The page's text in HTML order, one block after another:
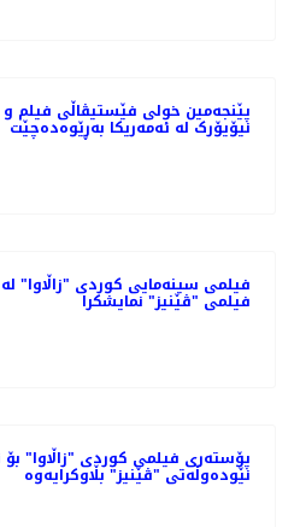
پێنجەمین خولی فێستیڤاڵی فیلم
نیۆیۆرک لە ئەمەریکا بەڕێوەدەچێت
فیلمی سینەمایی کوردی "زاڵاوا"
فیلمی "ڤێنیز" نمایشکرا
پۆستەری فیلمی کوردی "زاڵاوا"
نێودەوڵەتی "ڤێنیز" بڵاوکرایەوە